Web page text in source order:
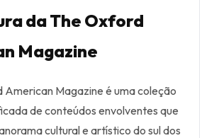
da The Oxford
Magazine
American Magazine é uma coleção
de conteúdos envolventes que
cultural e artístico do sul dos